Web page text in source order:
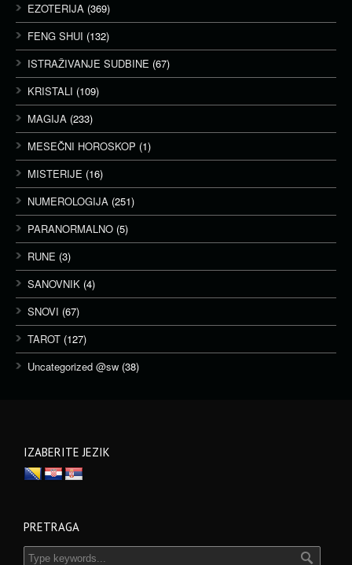
EZOTERIJA (369)
FENG SHUI (132)
ISTRAŽIVANJE SUDBINE (67)
KRISTALI (109)
MAGIJA (233)
MESEČNI HOROSKOP (1)
MISTERIJE (16)
NUMEROLOGIJA (251)
PARANORMALNO (5)
RUNE (3)
SANOVNIK (4)
SNOVI (67)
TAROT (127)
Uncategorized @sw (38)
IZABERITE JEZIK
PRETRAGA